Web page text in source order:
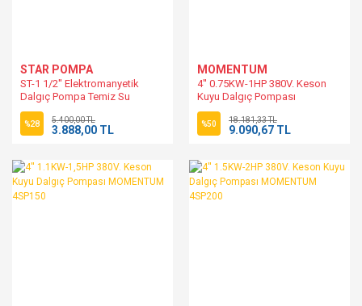
STAR POMPA
ST-1 1/2'' Elektromanyetik
Dalgıç Pompa Temiz Su
Pompası Hmax:54metre,
Debi(Max):1200 Litre/saat
STAR POMPA
%28 5.400,00 TL
3.888,00 TL
MOMENTUM
4'' 0.75KW-1HP 380V. Keson
Kuyu Dalgıç Pompası
MOMENTUM 4SP100
%50 18.181,33 TL
9.090,67 TL